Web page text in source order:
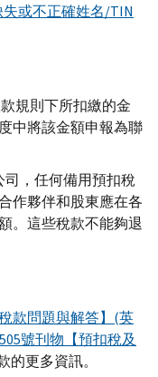
失或不正確姓名/TIN
規則下所扣繳的金
中將該金額申報為聯
司，任何備用預扣稅
作夥伴和股東應在各
。這些稅款不能夠退
款問題與解答】(英
505號刊物【預扣稅及
更多資訊。